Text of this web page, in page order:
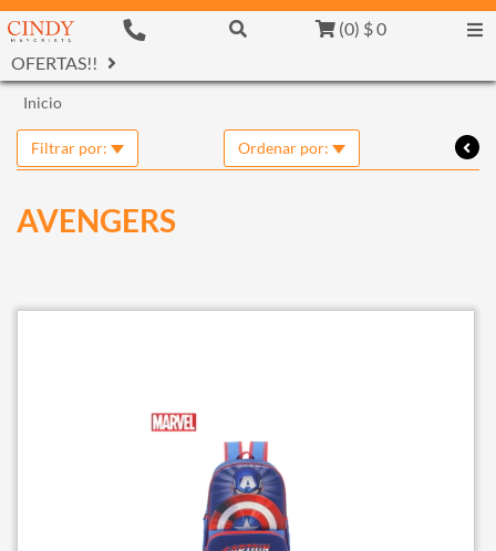
(0) $ 0
OFERTAS!!
Inicio
Filtrar por: Ordenar por:
AVENGERS